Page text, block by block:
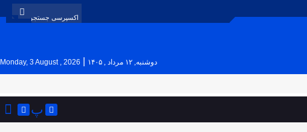
دوشنبه, ۱۲ مرداد , ۱۴۰۵ Monday, 3 August , 2026
پ